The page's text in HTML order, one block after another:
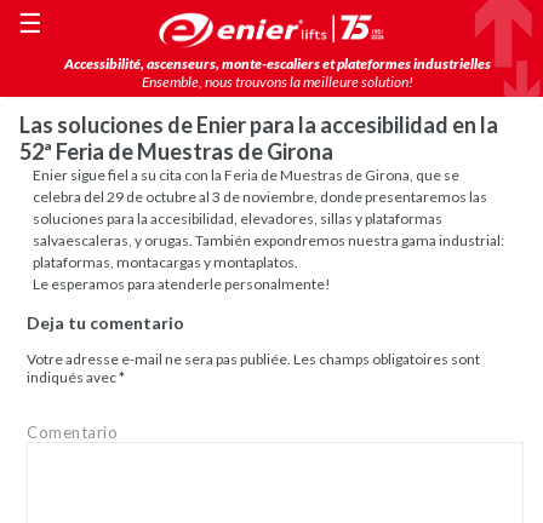
Accessibilité, ascenseurs, monte-escaliers et plateformes industrielles
Ensemble, nous trouvons la meilleure solution!
☰
Las soluciones de Enier para la accesibilidad en la
52ª Feria de Muestras de Girona
Enier sigue fiel a su cita con la Feria de Muestras de Girona, que se
celebra del 29 de octubre al 3 de noviembre, donde presentaremos las
soluciones para la accesibilidad, elevadores, sillas y plataformas
salvaescaleras, y orugas. También expondremos nuestra gama industrial:
plataformas, montacargas y montaplatos.
Le esperamos para atenderle personalmente!
Deja tu comentario
Votre adresse e-mail ne sera pas publiée. Les champs obligatoires sont
indiqués avec*
Comentario